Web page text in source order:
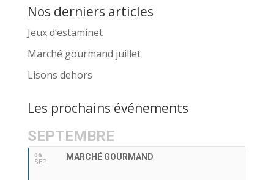
Nos derniers articles
Jeux d’estaminet
Marché gourmand juillet
Lisons dehors
Les prochains événements
SEPTEMBRE
06
SEP
MARCHÉ GOURMAND